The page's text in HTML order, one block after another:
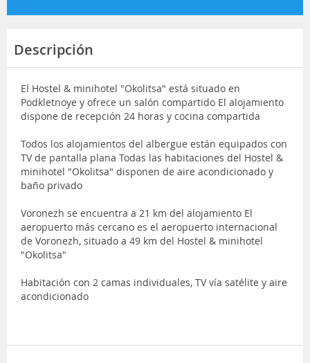
Descripción
El Hostel & minihotel "Okolitsa" está situado en
Podkletnoye y ofrece un salón compartido El alojamiento
dispone de recepción 24 horas y cocina compartida
Todos los alojamientos del albergue están equipados con
TV de pantalla plana Todas las habitaciones del Hostel &
minihotel "Okolitsa" disponen de aire acondicionado y
baño privado
Voronezh se encuentra a 21 km del alojamiento El
aeropuerto más cercano es el aeropuerto internacional
de Voronezh, situado a 49 km del Hostel & minihotel
"Okolitsa"
Habitación con 2 camas individuales, TV vía satélite y aire
acondicionado